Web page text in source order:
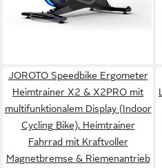
lieferbar - in 6-7 Werktagen bei dir
JOROTO Speedbike Ergometer
Heimtrainer X2 & X2PRO mit
multifunktionalem Display (Indoor
Cycling Bike), Heimtrainer
Fahrrad mit Kraftvoller
Magnetbremse & Riemenantrieb